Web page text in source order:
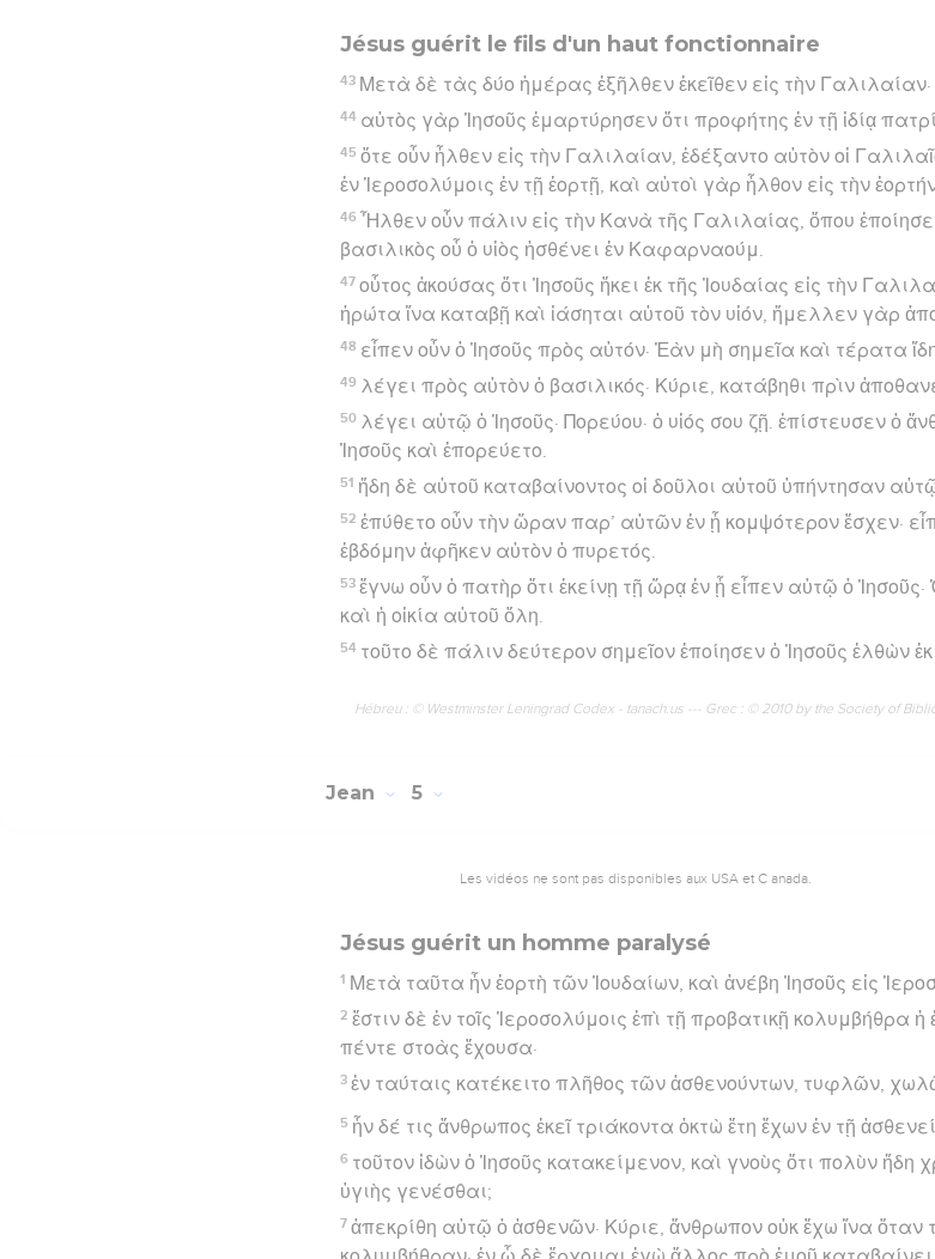
Jésus guérit le fils d'un haut fonctionnaire
43 Μετὰ δὲ τὰς δύο ἡμέρας ἐξῆλθεν ἐκεῖθεν εἰς τὴν Γαλιλαίαν·
44 αὐτὸς γὰρ Ἰησοῦς ἐμαρτύρησεν ὅτι προφήτης ἐν τῇ ἰδίᾳ
45 ὅτε οὖν ἦλθεν εἰς τὴν Γαλιλαίαν, ἐδέξαντο αὐτὸν οἱ
ἐν Ἱεροσολύμοις ἐν τῇ ἑορτῇ, καὶ αὐτοὶ γὰρ ἦλθον εἰς τὴν
46 Ἦλθεν οὖν πάλιν εἰς τὴν Κανὰ τῆς Γαλιλαίας, ὅπου
βασιλικὸς οὗ ὁ υἱὸς ἠσθένει ἐν Καφαρναούμ.
47 οὗτος ἀκούσας ὅτι Ἰησοῦς ἥκει ἐκ τῆς Ἰουδαίας εἰς τὴν
ἠρώτα ἵνα καταβῇ καὶ ἰάσηται αὐτοῦ τὸν υἱόν, ἤμελλεν γὰρ
48 εἶπεν οὖν ὁ Ἰησοῦς πρὸς αὐτόν· Ἐὰν μὴ σημεῖα καὶ τέρατα
49 λέγει πρὸς αὐτὸν ὁ βασιλικός· Κύριε, κατάβηθι πρὶν
50 λέγει αὐτῷ ὁ Ἰησοῦς· Πορεύου· ὁ υἱός σου ζῇ. ἐπίστευσεν ὁ
Ἰησοῦς καὶ ἐπορεύετο.
51 ἤδη δὲ αὐτοῦ καταβαίνοντος οἱ δοῦλοι αὐτοῦ ὑπήντησαν
52 ἐπύθετο οὖν τὴν ὥραν παρ’ αὐτῶν ἐν ᾗ κομψότερον ἔσχεν·
ἑβδόμην ἀφῆκεν αὐτὸν ὁ πυρετός.
53 ἔγνω οὖν ὁ πατὴρ ὅτι ἐκείνῃ τῇ ὥρᾳ ἐν ᾗ εἶπεν αὐτῷ ὁ
καὶ ἡ οἰκία αὐτοῦ ὅλη.
54 τοῦτο δὲ πάλιν δεύτερον σημεῖον ἐποίησεν ὁ Ἰησοῦς ἐλθὼν
Hébreu : © Westminster Leningrad Codex - tanach.us --- Grec : © 2010 by the Society of
Jean 5
Les vidéos ne sont pas disponibles aux USA et C anada.
Jésus guérit un homme paralysé
1 Μετὰ ταῦτα ἦν ἑορτὴ τῶν Ἰουδαίων, καὶ ἀνέβη Ἰησοῦς εἰς
2 ἔστιν δὲ ἐν τοῖς Ἱεροσολύμοις ἐπὶ τῇ προβατικῇ κολυμβήθρα
πέντε στοὰς ἔχουσα·
3 ἐν ταύταις κατέκειτο πλῆθος τῶν ἀσθενούντων, τυφλῶν,
5 ἦν δέ τις ἄνθρωπος ἐκεῖ τριάκοντα ὀκτὼ ἔτη ἔχων ἐν τῇ
6 τοῦτον ἰδὼν ὁ Ἰησοῦς κατακείμενον, καὶ γνοὺς ὅτι πολὺν ἤδη
ὑγιὴς γενέσθαι;
7 ἀπεκρίθη αὐτῷ ὁ ἀσθενῶν· Κύριε, ἄνθρωπον οὐκ ἔχω ἵνα